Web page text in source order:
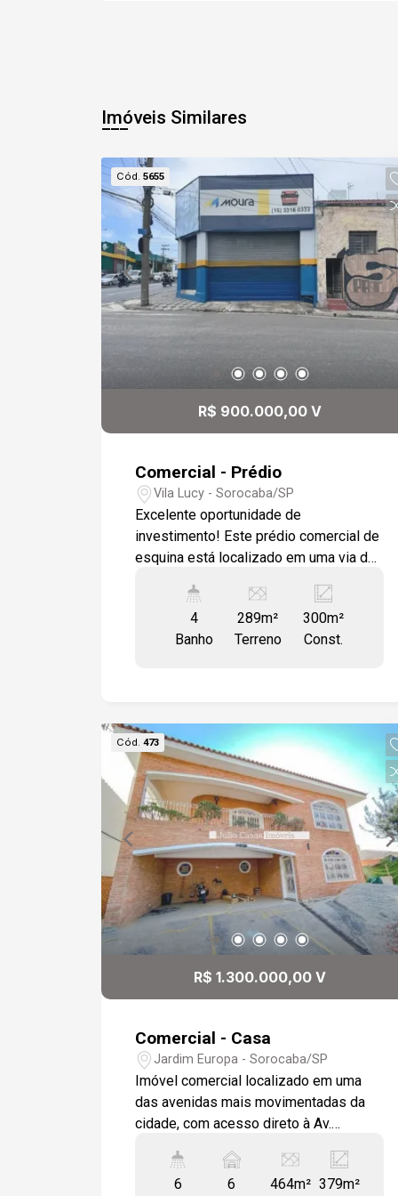
Imóveis Similares
Cód. 5655
R$ 900.000,00 V
Comercial - Prédio
Vila Lucy - Sorocaba/SP
Excelente oportunidade de
investimento! Este prédio comercial de
esquina está localizado em uma via de
garantindo alta visibilidade e fluxo
constante de clientes. Com um terreno
com cerca de 290m² em uma
Sua vocação comercial plena torna este
imóvel uma escolha estratégica para
negócios que buscam crescimento e
reconhecimento na região. A poucos
metros do Supermercado Tauste e
cercado por uma ampla variedade de
comércios, este prédio está em uma
localização privilegiada,
proporcionando conveniência e
acessibilidade para clientes e
parceiros. Não perca essa
mais informações e venha conhecer o
4
Banho
289m²
Terreno
300m²
Const.
Cód. 473
R$ 1.300.000,00 V
Comercial - Casa
Jardim Europa - Sorocaba/SP
Imóvel comercial localizado em uma
das avenidas mais movimentadas da
cidade, com acesso direto à Av.
para o seu negócio. - Ideal para clínicas,
escritórios, escolas, coworking ou
6 6 464m² 379m²